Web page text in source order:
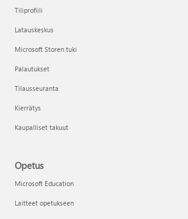
Tiliprofiili
Latauskeskus
Microsoft Storen tuki
Palautukset
Tilausseuranta
Kierrätys
Kaupalliset takuut
Opetus
Microsoft Education
Laitteet opetukseen